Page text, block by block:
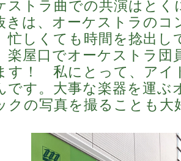
ストラ曲での共演はとく
は、オーケストラのコ
忙しくても時間を捻出し
楽屋口でオーケストラ団
す！ 私にとって、アイ
です。大事な楽器を運ぶ
クの写真を撮ることも